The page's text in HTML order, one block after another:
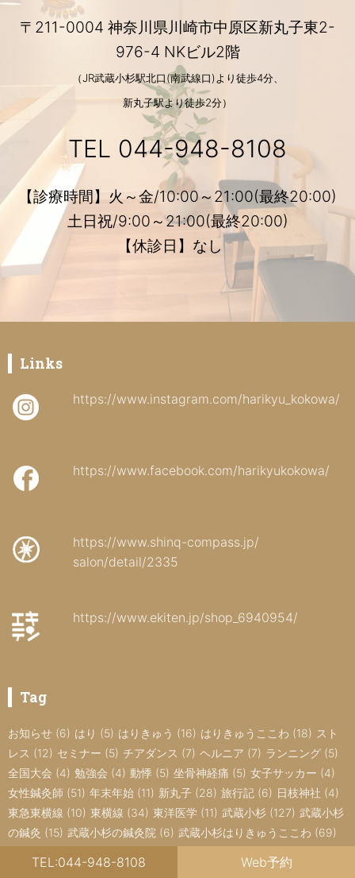
TEL:044-948-8108 Web予約
〒211-0004 神奈川県川崎市中原区新丸子東2-
976-4 NKビル2階
（JR武蔵小杉駅北口(南武線口)より徒歩4分、
新丸子駅より徒歩2分）
TEL 044-948-8108
【診療時間】火～金/10:00～21:00(最終20:00)
土日祝/9:00～21:00(最終20:00)
【休診日】なし
Links
https://www.instagram.com/harikyu_kokowa/
https://www.facebook.com/harikyukokowa/
https://www.shinq-compass.jp/
salon/detail/2335
https://www.ekiten.jp/shop_6940954/
Tag
お知らせ (6) はり (5) はりきゅう (16) はりきゅうここわ (18) スト
レス (12) セミナー (5) チアダンス (7) ヘルニア (7) ランニング (5)
全国大会 (4) 勉強会 (4) 動悸 (5) 坐骨神経痛 (5) 女子サッカー (4)
女性鍼灸師 (51) 年末年始 (11) 新丸子 (28) 旅行記 (6) 日枝神社 (4)
東急東横線 (10) 東横線 (34) 東洋医学 (11) 武蔵小杉 (127) 武蔵小杉
の鍼灸 (15) 武蔵小杉の鍼灸院 (6) 武蔵小杉はりきゅうここわ (69)
自律神経の乱れ